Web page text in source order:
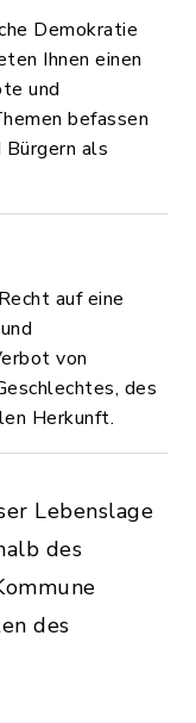
Demokratie
Ihnen einen
und
befassen
als
auf eine
von
des
Herkunft.
Lebenslage
des
des